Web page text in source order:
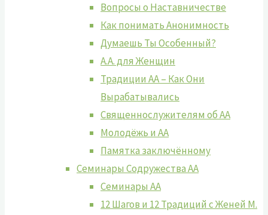
Вопросы о Наставничестве
Как понимать Анонимность
Думаешь Ты Особенный?
А.А. для Женщин
Традиции АА – Как Они
Вырабатывались
Священнослужителям об АА
Молодёжь и АА
Памятка заключённому
Семинары Содружества АА
Семинары АА
12 Шагов и 12 Традиций с Женей М.